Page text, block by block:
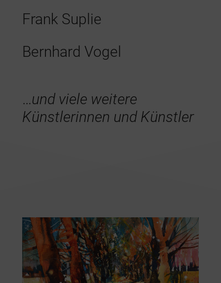
Frank Suplie
Bernhard Vogel
…und viele weitere
Künstlerinnen und Künstler